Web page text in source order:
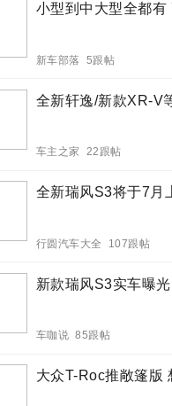
小型到中大型全都
新车部落 5跟帖
全新轩逸/新款XR-V
车主之家 22跟帖
全新瑞风S3将于7月
行圆汽车大全 107跟帖
新款瑞风S3实车曝
车咖说 85跟帖
大众T-Roc推敞篷版